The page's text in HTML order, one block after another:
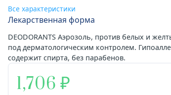
Все характеристики
Лекарственная форма
DEODORANTS Аэрозоль, против белых и
под дерматологическим контролем.
содержит спирта, без парабенов.
1,706